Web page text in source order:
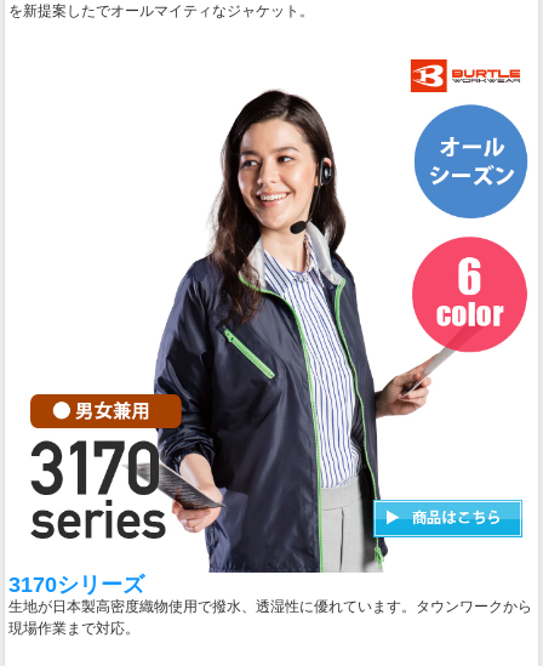
を新提案したでオールマイティなジャケット。
3170シリーズ
生地が日本製高密度織物使用で撥水、透湿性に優れています。タウンワークから
現場作業まで対応。